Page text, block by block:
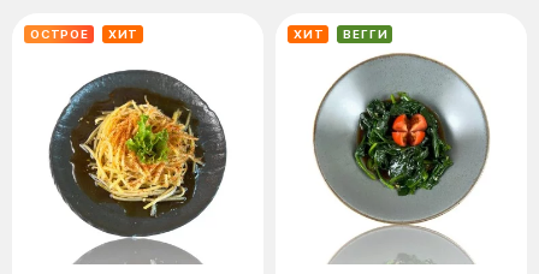
ОСТРОЕ ХИТ ХИТ ВЕГГИ